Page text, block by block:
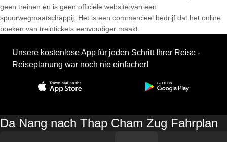
geen treinen en is geen officiële website van een
spoorwegmaatschappij. Het is een commercieel bedrijf dat het online
boeken van treintickets eenvoudiger maakt.
Unsere kostenlose App für jeden Schritt Ihrer Reise -
Reiseplanung war noch nie einfacher!
Da Nang nach Thap Cham Zug Fahrplan